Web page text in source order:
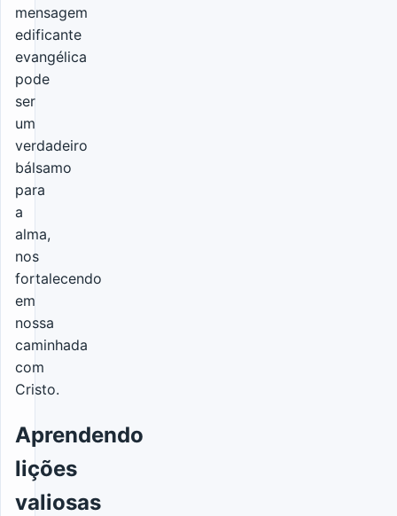
mensagem
edificante
evangélica
pode
ser
um
verdadeiro
bálsamo
para
a
alma,
nos
fortalecendo
em
nossa
caminhada
com
Cristo.
Aprendendo
lições
valiosas